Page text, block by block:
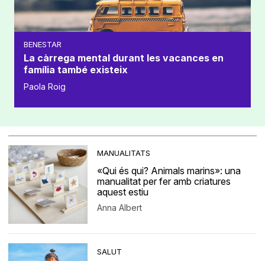
BENESTAR
La càrrega mental durant les vacances en
família també existeix
Paola Roig
MANUALITATS
«Qui és qui? Animals marins»: una
manualitat per fer amb criatures
aquest estiu
Anna Albert
SALUT